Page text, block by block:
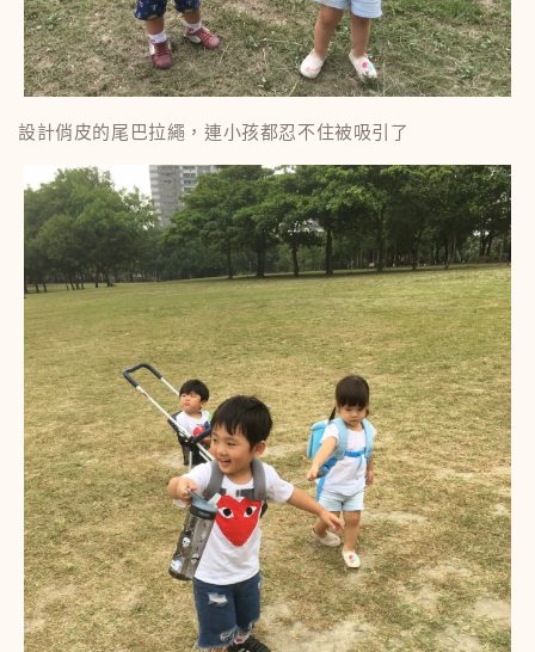
設計俏皮的尾巴拉繩，連小孩都忍不住被吸引了